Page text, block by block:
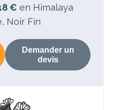
€ en Himalaya
Noir Fin
Demander un
devis